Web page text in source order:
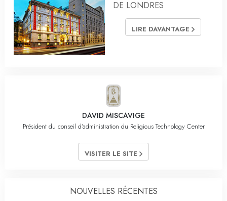
DE LONDRES
LIRE DAVANTAGE
DAVID MISCAVIGE
Président du conseil d’administration du Religious Technology Center
VISITER LE SITE
NOUVELLES RÉCENTES